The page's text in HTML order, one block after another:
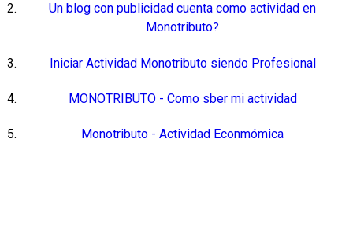
Un blog con publicidad cuenta como actividad en
Monotributo?
Iniciar Actividad Monotributo siendo Profesional
MONOTRIBUTO - Como sber mi actividad
Monotributo - Actividad Econmómica